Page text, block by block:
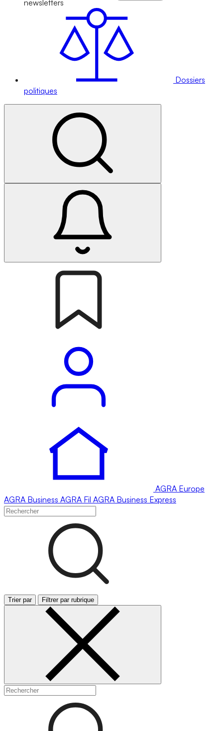
newsletters
Dossiers
politiques
AGRA Europe
AGRA Business AGRA Fil AGRA Business Express
Trier par Filtrer par rubrique